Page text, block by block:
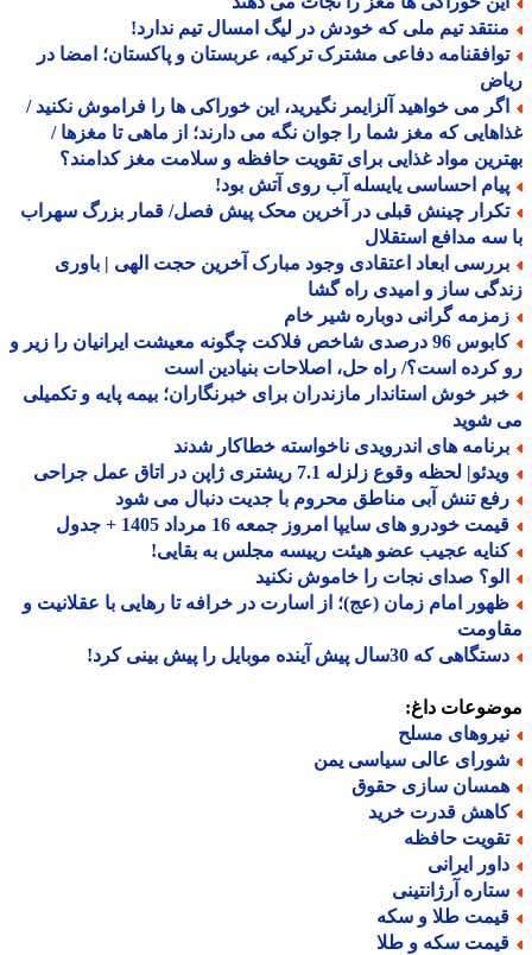
تیم ملی که خودش در لیگ امسال تیم ندارد!
دفاعی مشترک ترکیه، عربستان و پاکستان؛ امضا در
می خواهید آلزایمر نگیرید، این خوراکی ها را فراموش نکنید /
که مغز شما را جوان نگه می دارند؛ از ماهی تا مغزها /
مواد غذایی برای تقویت حافظه و سلامت مغز کدامند؟
احساسی یایسله آب روی آتش بود!
چینش قبلی در آخرین محک پیش فصل/ قمار بزرگ سهراب
سه مدافع استقلال
ابعاد اعتقادی وجود مبارک آخرین حجت الهی | باوری
ساز و امیدی راه گشا
گرانی دوباره شیر خام
کابوس 96 درصدی شاخص فلاکت چگونه معیشت ایرانیان را زیر و
کرده است؟/ راه حل، اصلاحات بنیادین است
خوش استاندار مازندران برای خبرنگاران؛ بیمه پایه و تکمیلی
شوید
های اندرویدی ناخواسته خطاکار شدند
لحظه وقوع زلزله 7.1 ریشتری ژاپن در اتاق عمل جراحی
تنش آبی مناطق محروم با جدیت دنبال می شود
خودرو های سایپا امروز جمعه 16 مرداد 1405 + جدول
عجیب عضو هیئت رییسه مجلس به بقایی!
صدای نجات را خاموش نکنید
امام زمان (عج)؛ از اسارت در خرافه تا رهایی با عقلانیت و
که 30سال پیش آینده موبایل را پیش بینی کرد!
داغ:
مسلح
عالی سیاسی یمن
سازی حقوق
قدرت خرید
حافظه
ایرانی
آرژانتینی
طلا و سکه
سکه و طلا